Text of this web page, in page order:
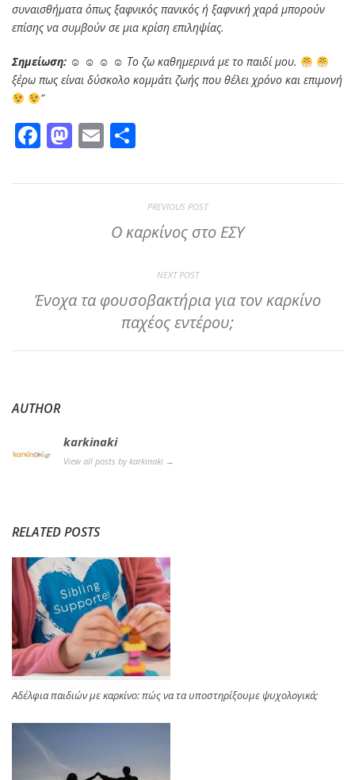
συναισθήματα όπως ξαφνικός πανικός ή ξαφνική χαρά μπορούν
επίσης να συμβούν σε μια κρίση επιληψίας.
Σημείωση: ☺ ☺ ☺ ☺ Το ζω καθημερινά με το παιδί μου.
ξέρω πως είναι δύσκολο κομμάτι ζωής που θέλει χρόνο και επιμονή
”
Facebook
Mastodon
Email
PREVIOUS POST
Ο καρκίνος στο ΕΣΥ
NEXT POST
Ένοχα τα φουσοβακτήρια για τον καρκίνο
παχέος εντέρου;
AUTHOR
karkinaki
View all posts by karkinaki →
RELATED POSTS
Αδέλφια παιδιών με καρκίνο: πώς να τα υποστηρίξουμε ψυχολογικά;